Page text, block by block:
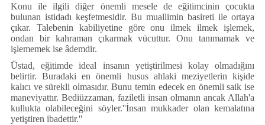
Konu ile ilgili diğer önemli mesele de eğitimcinin çocukta
bulunan istidadı keşfetmesidir. Bu muallimin basireti ile ortaya
çıkar. Talebenin kabiliyetine göre onu ilmek ilmek işlemek,
ondan bir kahraman çıkarmak vücuttur. Onu tanımamak ve
işlememek ise âdemdir.
Üstad, eğitimde ideal insanın yetiştirilmesi kolay olmadığını
belirtir. Buradaki en önemli husus ahlaki meziyetlerin kişide
kalıcı ve sürekli olmasıdır. Bunu temin edecek en önemli saik ise
maneviyattır. Bediüzzaman, faziletli insan olmanın ancak Allah'a
kullukta olabileceğini söyler.''İnsan mukkader olan kemalatına
yetiştiren ibadettir.''